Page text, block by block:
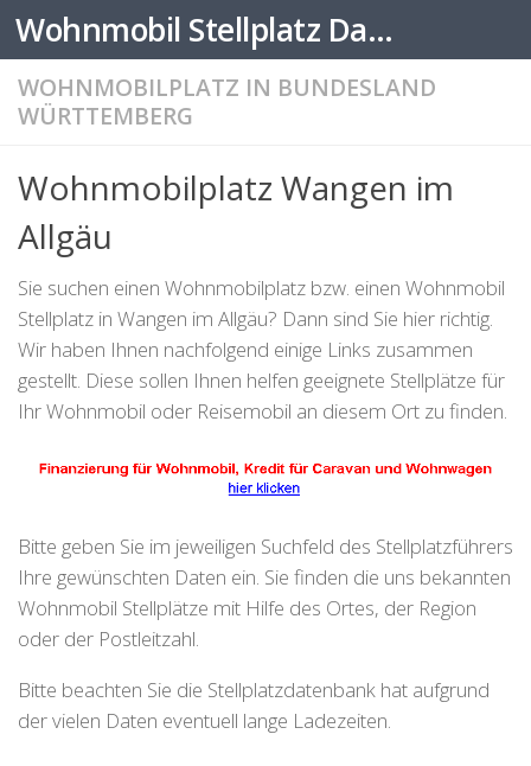
Zum Inhalt springen Wohnmobil Stellplatz Datenbank
WOHNMOBILPLATZ IN BUNDESLAND
WÜRTTEMBERG
Wohnmobilplatz Wangen im
Allgäu
Sie suchen einen Wohnmobilplatz bzw. einen Wohnmobil
Stellplatz in Wangen im Allgäu? Dann sind Sie hier richtig.
Wir haben Ihnen nachfolgend einige Links zusammen
gestellt. Diese sollen Ihnen helfen geeignete Stellplätze für
Ihr Wohnmobil oder Reisemobil an diesem Ort zu finden.
Bitte geben Sie im jeweiligen Suchfeld des Stellplatzführers
Ihre gewünschten Daten ein. Sie finden die uns bekannten
Wohnmobil Stellplätze mit Hilfe des Ortes, der Region
oder der Postleitzahl.
Bitte beachten Sie die Stellplatzdatenbank hat aufgrund
der vielen Daten eventuell lange Ladezeiten.